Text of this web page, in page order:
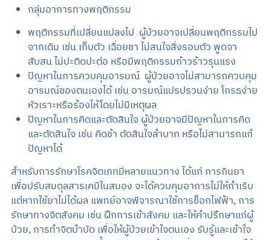
กลุ่มอาการทางพฤติกรรม
พฤติกรรมที่เปลี่ยนแปลงไป ผู้ป่วยอาจเปลี่ยนพฤติกรรมไป
จากเดิม เช่น เก็บตัว เฉื่อยชา ไม่สนใจสิ่งรอบตัว พูดจา
สับสน ไม่ปะติดปะต่อ หรือมีพฤติกรรมก้าวร้าวรุนแรง
ปัญหาในการควบคุมอารมณ์ ผู้ป่วยอาจไม่สามารถควบคุม
อารมณ์ของตนเองได้ เช่น อารมณ์แปรปรวนง่าย โกรธง่าย
หัวเราะหรือร้องไห้โดยไม่มีเหตุผล
ปัญหาในการคิดและตัดสินใจ ผู้ป่วยอาจมีปัญหาในการคิด
และตัดสินใจ เช่น คิดช้า ตัดสินใจลำบาก หรือไม่สามารถแก้
ปัญหาได้
สำหรับการรักษาโรคจิตเภทมีหลายแนวทาง ได้แก่ การกินยา
เพื่อปรับสมดุลสารเคมีในสมอง จะได้ควบคุมอาการไม่ให้กำเริบ
แต่หากใช้ยาไม่ได้ผล แพทย์อาจพิจารณาใช้การช็อกไฟฟ้า, การ
รักษาทางจิตสังคม เช่น ฝึกการเข้าสังคม และให้คำปรึกษาแก่ผู้
ป่วย, การทำจิตบำบัด เพื่อให้ผู้ป่วยเข้าใจตนเอง รับรู้และเข้าใจ